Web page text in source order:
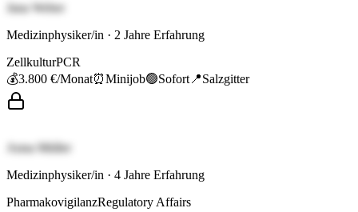
Jana Weber
Medizinphysiker/in · 2 Jahre Erfahrung
ZellkulturPCR
💰3.800 €/Monat⏰Minijob🟢Sofort 📍Salzgitter
Anna Müller
Medizinphysiker/in · 4 Jahre Erfahrung
PharmakovigilanzRegulatory Affairs